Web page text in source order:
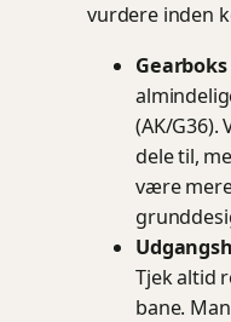
vurdere inden
(AK/G36).
dele til,
være
Tjek altid
bane.